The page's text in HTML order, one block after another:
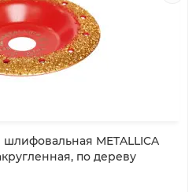
METALLICA
по дереву